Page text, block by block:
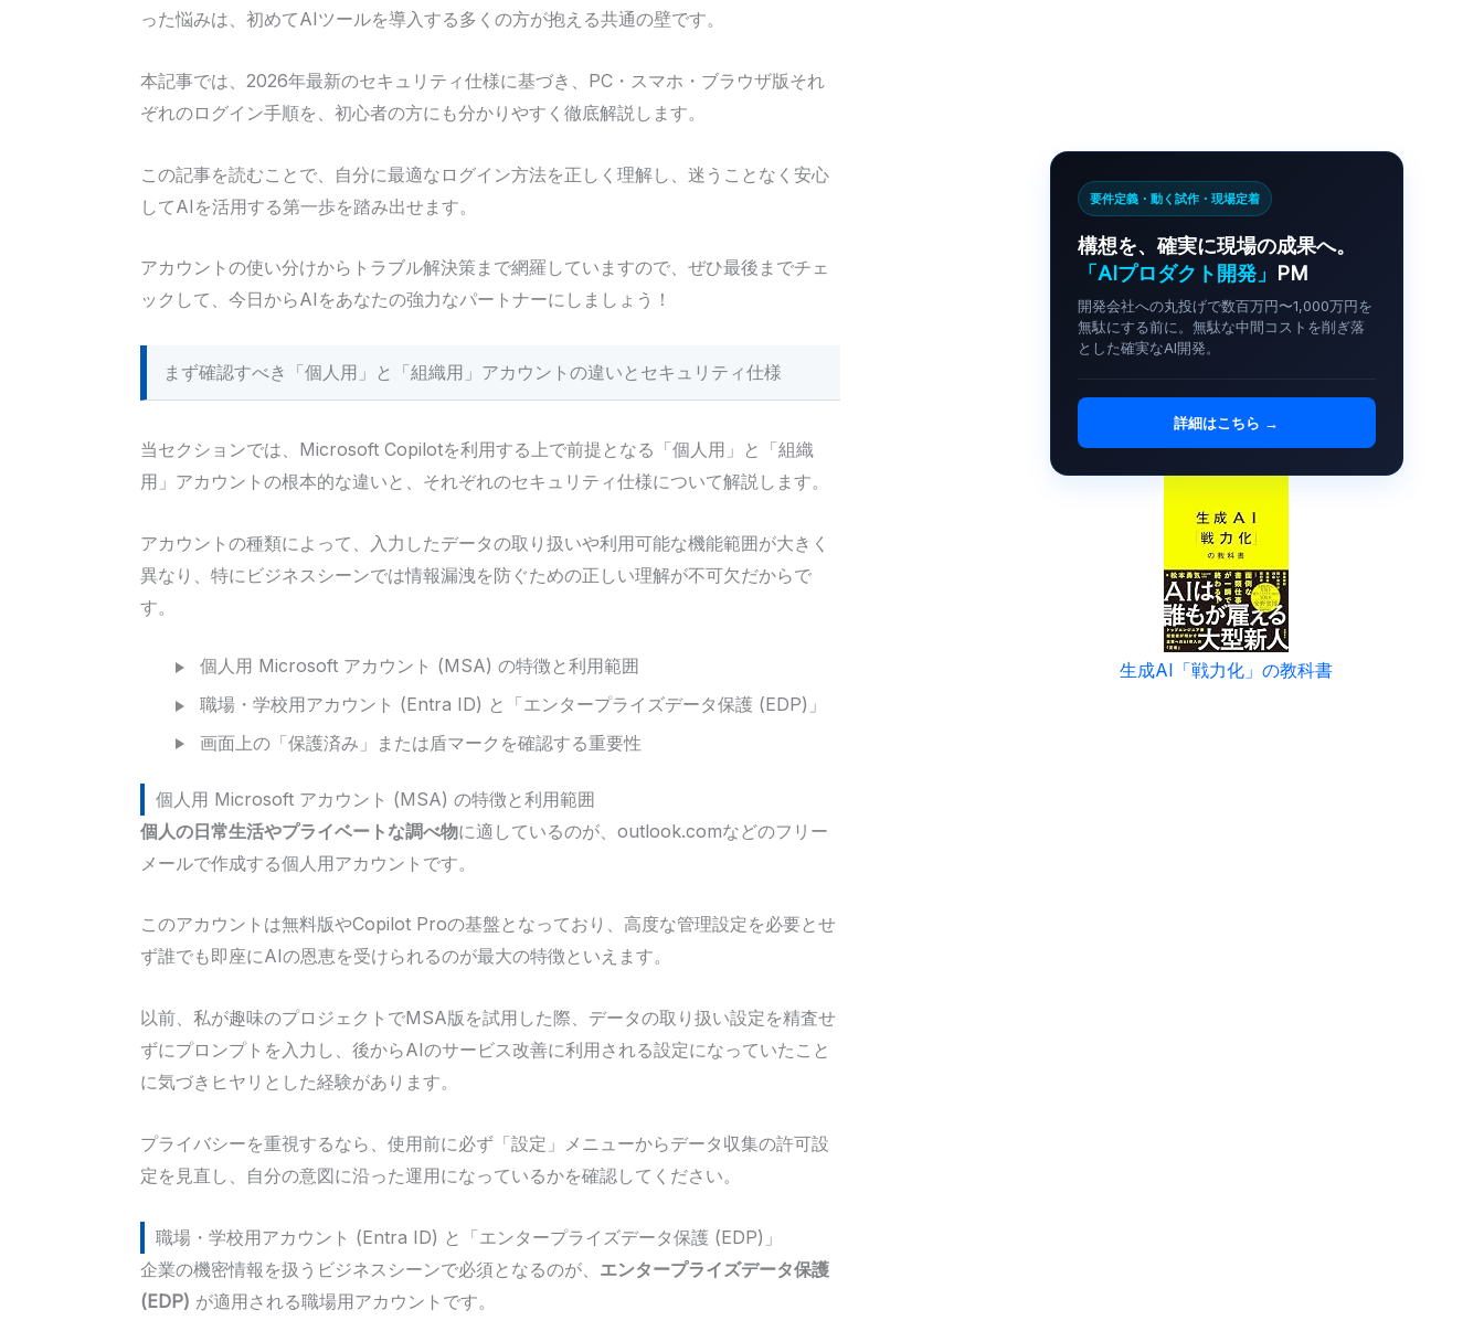
った悩みは、初めてAIツールを導入する多くの方が抱える共通の壁です。
本記事では、2026年最新のセキュリティ仕様に基づき、PC・スマホ・ブラウザ版それ
ぞれのログイン手順を、初心者の方にも分かりやすく徹底解説します。
この記事を読むことで、自分に最適なログイン方法を正しく理解し、迷うことなく安心
してAIを活用する第一歩を踏み出せます。
アカウントの使い分けからトラブル解決策まで網羅していますので、ぜひ最後までチェ
ックして、今日からAIをあなたの強力なパートナーにしましょう！
まず確認すべき「個人用」と「組織用」アカウントの違いとセキュリティ仕様
当セクションでは、Microsoft Copilotを利用する上で前提となる「個人用」と「組織
用」アカウントの根本的な違いと、それぞれのセキュリティ仕様について解説します。
アカウントの種類によって、入力したデータの取り扱いや利用可能な機能範囲が大きく
異なり、特にビジネスシーンでは情報漏洩を防ぐための正しい理解が不可欠だからで
す。
個人用 Microsoft アカウント (MSA) の特徴と利用範囲
職場・学校用アカウント (Entra ID) と「エンタープライズデータ保護 (EDP)」
画面上の「保護済み」または盾マークを確認する重要性
個人用 Microsoft アカウント (MSA) の特徴と利用範囲
個人の日常生活やプライベートな調べ物に適しているのが、outlook.comなどのフリー
メールで作成する個人用アカウントです。
このアカウントは無料版やCopilot Proの基盤となっており、高度な管理設定を必要とせ
ず誰でも即座にAIの恩恵を受けられるのが最大の特徴といえます。
以前、私が趣味のプロジェクトでMSA版を試用した際、データの取り扱い設定を精査せ
ずにプロンプトを入力し、後からAIのサービス改善に利用される設定になっていたこと
に気づきヒヤリとした経験があります。
プライバシーを重視するなら、使用前に必ず「設定」メニューからデータ収集の許可設
定を見直し、自分の意図に沿った運用になっているかを確認してください。
職場・学校用アカウント (Entra ID) と「エンタープライズデータ保護 (EDP)」
企業の機密情報を扱うビジネスシーンで必須となるのが、 エンタープライズデータ保護
(EDP) が適用される職場用アカウントです。
要件定義・動く試作・現場定着
構想を、確実に現場の成果へ。
「AIプロダクト開発」 PM
開発会社への丸投げで数百万円〜1,000万円を
無駄にする前に。無駄な中間コストを削ぎ落
とした確実なAI開発。
詳細はこちら →
生成AI「戦力化」の教科書